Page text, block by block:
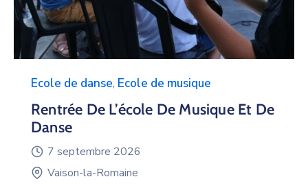
Ecole de danse, Ecole de musique
Rentrée De L’école De Musique Et De
Danse
7 septembre 2026
Vaison-la-Romaine